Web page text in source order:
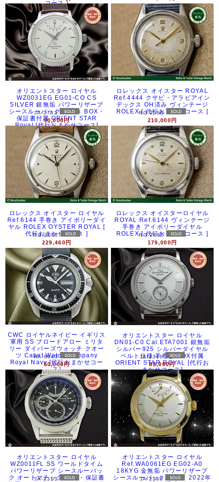
コース ]
オリエントスター ロイヤル
WZ0031EG EG01-CO CS
SILVER 銀無垢 パワーリザーブ
シースルーバック 手巻き BOX・
保証書付属 ORIENT STAR
Royal [代行おまかせコース]
JA-2753
90,000円
ロレックス オイスター ROYAL
Ref.4444 クサビ・アラビアイン
デックス OH済み ヴィンテージ
ROLEX [ 代行おまかせコース ]
RG-2566
210,000円
ロレックス オイスター ロイヤル
Ref.6144 手巻き アイボリーダイ
ヤル ROLEX OYSTER ROYAL [
代行おまかせコース ]
RG-2556
229,460円
ロレックス オイスターロイヤル
ROYAL Ref.6144 ヴィンテージ
手巻き アイボリーダイヤル
ROLEX [ 代行おまかせコース ]
RG-2487
179,000円
CWC ロイヤルネイビー イギリス
軍用 SS ブロードアロー ミリタ
リー ダイバーズウォッチ クオー
ツ Cabot Watch Company
Royal Navy [代行おまかせコー
ス]
HA-6943
60,000円
オリエントスター ロイヤル
DN01-C0 Cal.ETA7001 銀無垢
シルバー925 シルバーダイヤル
ベルト仕様 手巻き BOX付属
ORIENT STAR ROYAL [代行お
まかせコース]
JA-2340
88,000円
オリエントスター ロイヤル
WZ0011FL SS ワールドタイム
パワーリザーブ シースルーバッ
ク オートマチック BOX・保証書
JA-2313
オリエントスター ロイヤル
Ref.WA0061EG EG02-A0
18KYG 金無垢 パワーリザーブ
シースルーバック 手巻き 2022年
JA-2190